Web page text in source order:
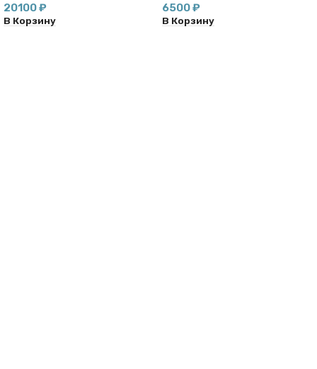
20100₽
В Корзину
6500₽
В Корзину